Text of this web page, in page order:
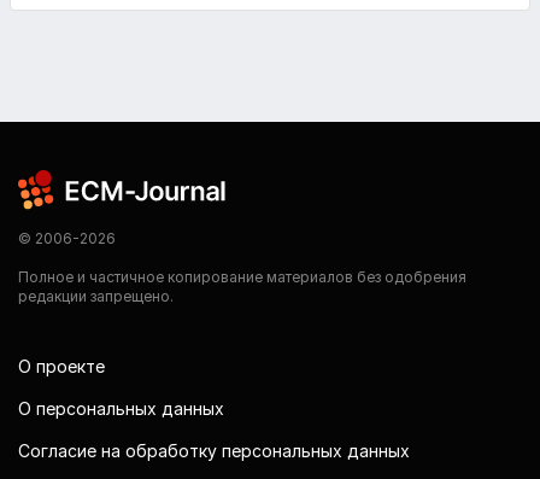
© 2006-2026
Полное и частичное копирование материалов без одобрения
редакции запрещено.
О проекте
О персональных данных
Согласие на обработку персональных данных